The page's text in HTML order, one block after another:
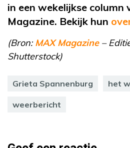
in een wekelijkse column
Magazine. Bekijk hun
(Bron:MAX Magazine–
Shutterstock)
Grieta Spannenburg het
weerbericht